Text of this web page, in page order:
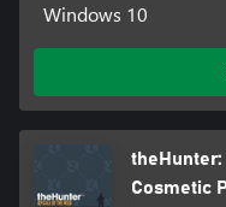
Windows 10
Cosmetic